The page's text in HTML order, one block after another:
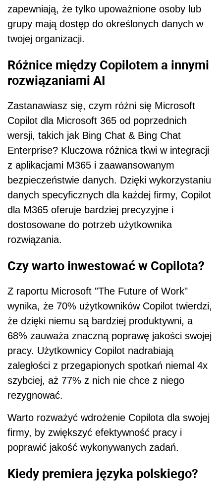
zapewniają, że tylko upoważnione osoby lub
grupy mają dostęp do określonych danych w
twojej organizacji.
Różnice między Copilotem a innymi
rozwiązaniami AI
Zastanawiasz się, czym różni się Microsoft
Copilot dla Microsoft 365 od poprzednich
wersji, takich jak Bing Chat & Bing Chat
Enterprise? Kluczowa różnica tkwi w integracji
z aplikacjami M365 i zaawansowanym
bezpieczeństwie danych. Dzięki wykorzystaniu
danych specyficznych dla każdej firmy, Copilot
dla M365 oferuje bardziej precyzyjne i
dostosowane do potrzeb użytkownika
rozwiązania.
Czy warto inwestować w Copilota?
Z raportu Microsoft "The Future of Work"
wynika, że 70% użytkowników Copilot twierdzi,
że dzięki niemu są bardziej produktywni, a
68% zauważa znaczną poprawę jakości swojej
pracy. Użytkownicy Copilot nadrabiają
zaległości z przegapionych spotkań niemal 4x
szybciej, aż 77% z nich nie chce z niego
rezygnować.
Warto rozważyć wdrożenie Copilota dla swojej
firmy, by zwiększyć efektywność pracy i
poprawić jakość wykonywanych zadań.
Kiedy premiera języka polskiego?